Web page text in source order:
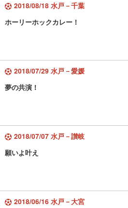
2018/08/18 水戸－千葉
ホーリーホックカレー！
2018/07/29 水戸－愛媛
夢の共演！
2018/07/07 水戸－讃岐
願いよ叶え
2018/06/16 水戸－大宮